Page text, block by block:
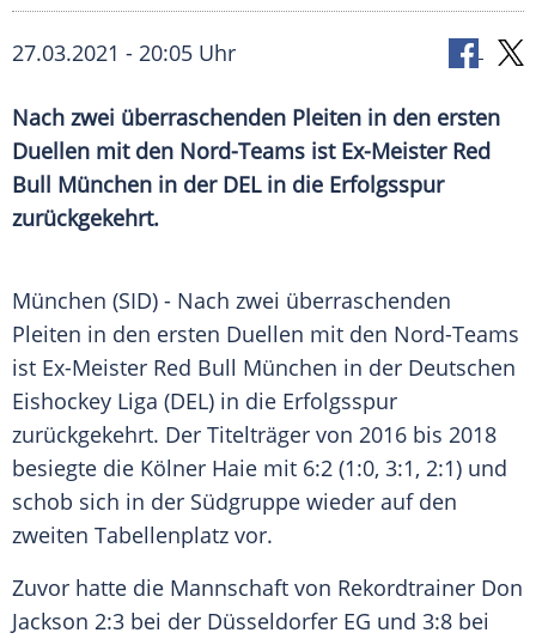
27.03.2021 - 20:05 Uhr
Nach zwei überraschenden Pleiten in den ersten
Duellen mit den Nord-Teams ist Ex-Meister Red
Bull München in der DELin die Erfolgsspur
zurückgekehrt.
München (SID) - Nach zwei überraschenden
Pleiten in den ersten Duellen mit den Nord-Teams
ist Ex-Meister Red Bull München in der Deutschen
Eishockey Liga (DEL) in die Erfolgsspur
zurückgekehrt. Der Titelträger von 2016 bis 2018
besiegte die Kölner Haie mit 6:2 (1:0, 3:1, 2:1) und
schob sich in der Südgruppe wieder auf den
zweiten Tabellenplatz vor.
Zuvor hatte die Mannschaft von Rekordtrainer Don
Jackson 2:3 bei der Düsseldorfer EG und 3:8 bei